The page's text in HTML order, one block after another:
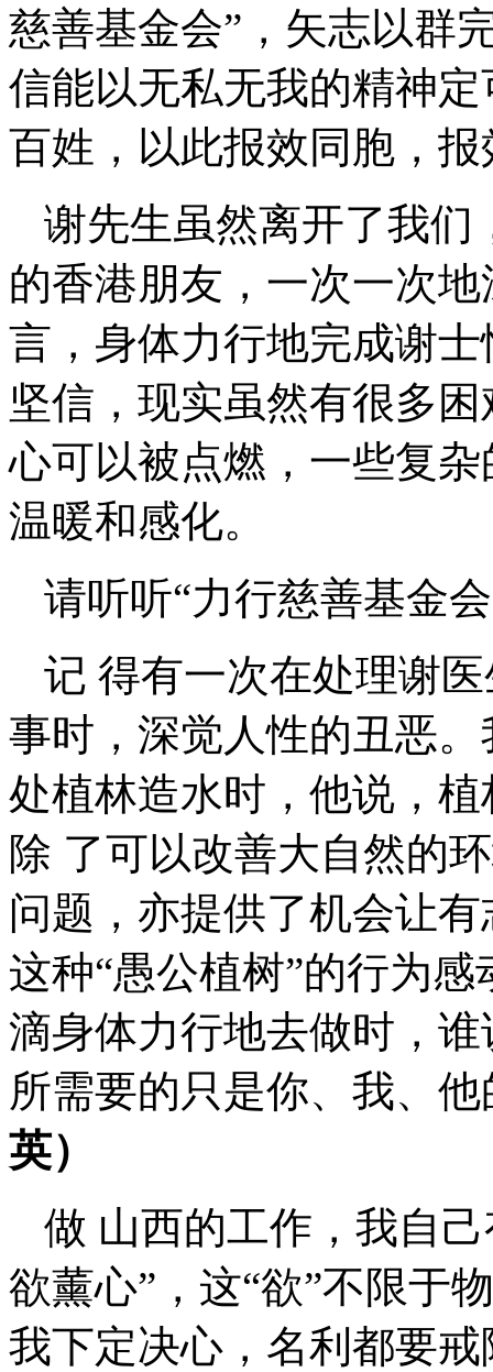
慈善基金会”，矢志以群
信能以无私无我的精神
百姓，以此报效同胞，
谢先生虽然离开了我们
的香港朋友，一次一次
言，身体力行地完成谢
坚信，现实虽然有很多
心可以被点燃，一些复
温暖和感化。
请听听“力行慈善基金
记 得有一次在处理谢
事时，深觉人性的丑恶
处植林造水时，他说，
除 了可以改善大自然的
问题，亦提供了机会让
这种“愚公植树”的行为
滴身体力行地去做时，
所需要的只是你、我、
英）
做 山西的工作，我自
欲薰心”，这“欲”不限于
我下定决心，名利都要